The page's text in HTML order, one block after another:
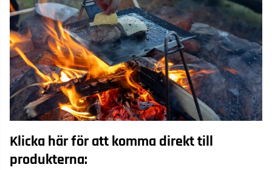
Klicka här för att komma direkt till
produkterna: